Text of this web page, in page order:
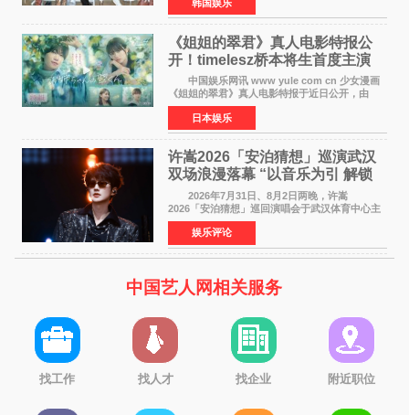
Back》首周销量达到71,009张，成功跻身最新一
期周单曲排行
韩国娱乐
《姐姐的翠君》真人电影特报公
开！timelesz桥本将生首度主演
12月4日上映
中国娱乐网讯 www yule com cn 少女漫画
《姐姐的翠君》真人电影特报于近日公开，由
timelesz成员桥本将生担任主演，这也是他首次
担任电影主演，引发高度关注。 女高中生咲
苗翠（中岛瑠菜
日本娱乐
许嵩2026「安泊猜想」巡演武汉
双场浪漫落幕 “以音乐为引 解锁
江城记忆”
2026年7月31日、8月2日两晚，许嵩
2026「安泊猜想」巡回演唱会于武汉体育中心主
体育场盛大开唱。许嵩与数万歌迷在此相聚，从
浪漫惬意的舞台设计到充满诚意与惊喜的现场互
动，共同开启了一场关于
娱乐评论
中国艺人网相关服务
找工作 找人才 找企业 附近职位